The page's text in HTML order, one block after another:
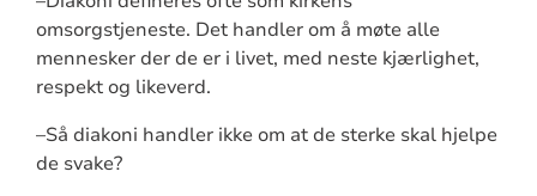
omsorgstjeneste. Det handler om å møte alle
mennesker der de er i livet, med neste kjærlighet,
respekt og likeverd.
–Så diakoni handler ikke om at de sterke skal hjelpe
de svake?